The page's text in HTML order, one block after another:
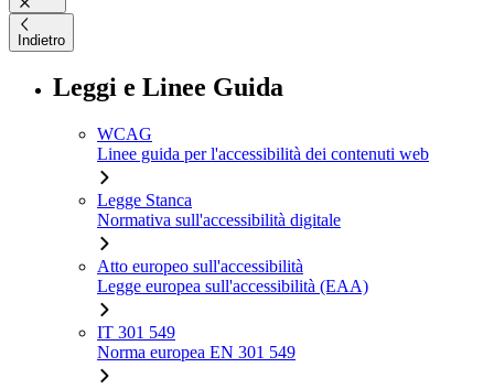
Indietro
Leggi e Linee Guida
WCAG
Linee guida per l'accessibilità dei contenuti web
Legge Stanca
Normativa sull'accessibilità digitale
Atto europeo sull'accessibilità
Legge europea sull'accessibilità (EAA)
IT 301 549
Norma europea EN 301 549